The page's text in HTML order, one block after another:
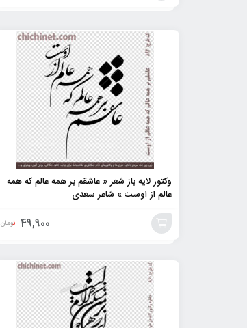
وکتور لایه باز شعر « عاشقم بر همه عالم که همه
عالم از اوست » شاعر سعدی
49,900 تومان